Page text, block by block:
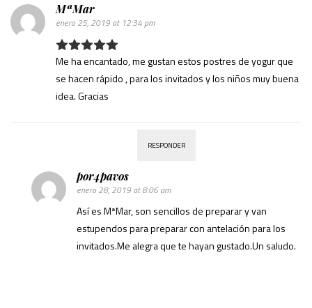
MªMar
enero 25, 2019 at 12:34 pm
Me ha encantado, me gustan estos postres de yogur que
se hacen rápido , para los invitados y los niños muy buena
idea. Gracias
RESPONDER
por4pavos
enero 28, 2019 at 8:06 am
Así es MªMar, son sencillos de preparar y van
estupendos para preparar con antelación para los
invitados.Me alegra que te hayan gustado.Un saludo.